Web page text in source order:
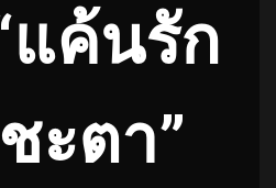
แค้นรัก
ะตา”